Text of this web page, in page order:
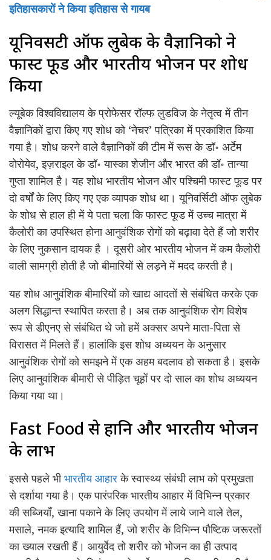
इतिहासकारों ने किया इतिहास से गायब
यूनिवर्सिटी ऑफ लुबेक के वैज्ञानिको ने
फास्ट फूड और भारतीय भोजन पर शोध
किया
ल्यूबेक विश्वविद्यालय के प्रोफेसर रॉल्फ लुडविज के नेतृत्व में तीन
वैज्ञानिकों द्वारा किए गए शोध को ‘नेचर’ पत्रिका में प्रकाशित किया
गया है। शोध करने वाले वैज्ञानिकों की टीम में रूस के डॉ॰ अर्टेम
वोरोयेव, इज़राइल के डॉ॰ यास्का शेजीन और भारत की डॉ॰ तान्या
गुप्ता शामिल है। यह शोध भारतीय भोजन और पश्चिमी फास्ट फूड पर
दो वर्षों के लिए किए गए एक व्यापक शोध था। यूनिवर्सिटी ऑफ लुबेक
के शोध से हाल ही में ये पता चला कि फास्ट फूड में उच्च मात्रा में
कैलोरी का उपस्थित होना आनुवंशिक रोगों को बढ़ावा देते हैं जो शरीर
के लिए नुकसान दायक है । दूसरी ओर भारतीय भोजन में कम कैलोरी
वाली सामग्री होती है जो बीमारियों से लड़ने में मदद करती है।
यह शोध आनुवंशिक बीमारियों को खाद्य आदतों से संबंधित करके एक
अलग सिद्धान्त स्थापित करता है। अब तक आनुवंशिक रोग विशेष
रूप से डीएनए से संबंधित थे जो हमें अक्सर अपने माता-पिता से
विरासत में मिलते हैं। हालांकि इस शोध अध्ययन के अनुसार
आनुवंशिक रोगों को समझने में एक अहम बदलाव हो सकता है। इसके
लिए आनुवांशिक बीमारी से पीड़ित चूहों पर दो साल का शोध अध्ययन
किया गया था।
Fast Food से हानि और भारतीय भोजन
के लाभ
इससे पहले भीभारतीय आहारके स्वास्थ्य संबंधी लाभ को प्रमुखता
से दर्शाया गया है। एक पारंपरिक भारतीय आहार में विभिन्न प्रकार
की सब्जियाँ, खाना पकाने के लिए उपयोग में लाये जाने वाले तेल,
मसाले, नमक इत्यादि शामिल हैं, जो शरीर के विभिन्न पौष्टिक जरूरतों
का ख्याल रखती हैं। आयुर्वेद तो शरीर को भोजन का ही उत्पाद